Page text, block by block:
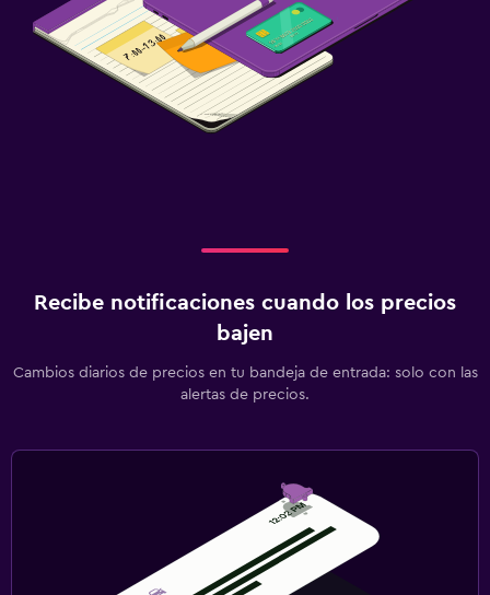
Recibe notificaciones cuando los precios
bajen
Cambios diarios de precios en tu bandeja de entrada: solo con las
alertas de precios.